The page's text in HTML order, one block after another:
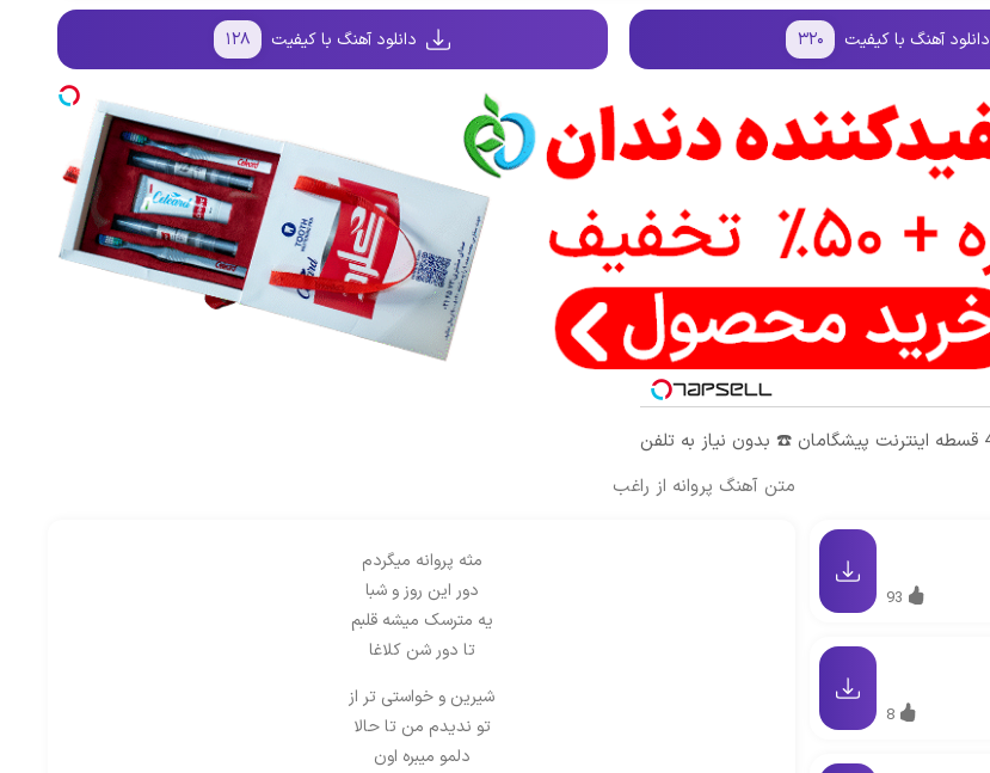
دانلود آهنگ با کیفیت ۳۲۰ دانلود آهنگ با کیفیت ۱۲۸
متن آهنگ پروانه از راغب
مثه پروانه میگردم
دور این روز و شبا
یه مترسک میشه قلبم
تا دور شن کلاغا
شیرین و خواستی تر از
تو ندیدم من تا حالا
دلمو میبره اون
93
8